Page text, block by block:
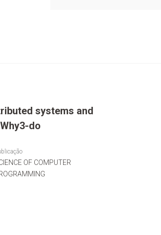
systems and
do
OF COMPUTER